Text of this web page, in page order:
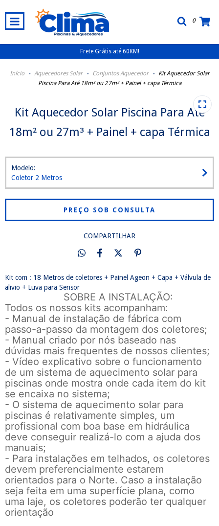
0
Frete Grátis até 60KM!
Início - Aquecedores Solar - Conjuntos Aquecedor -
Kit Aquecedor Solar
Piscina Para Até 18m² ou 27m³ + Painel + capa Térmica
Kit Aquecedor Solar Piscina Para Até
18m² ou 27m³ + Painel + capa Térmica
Modelo:
Coletor 2 Metros
COMPARTILHAR
Kit com : 18 Metros de coletores + Painel Ageon + Capa + Válvula de
alivio + Luva para Sensor
SOBRE A INSTALAÇÃO:
Todos os nossos kits acompanham:
- Manual de instalação de fábrica com
passo-a-passo da montagem dos coletores;
- Manual criado por nós baseado nas
dúvidas mais frequentes de nossos clientes;
- Vídeo explicativo sobre o funcionamento
de um sistema de aquecimento solar para
piscinas onde mostra onde cada item do kit
se encaixa no sistema;
- O sistema de aquecimento solar para
piscinas é relativamente simples, um
profissional com boa base em hidráulica
deve conseguir realizá-lo com a ajuda dos
manuais;
- Para instalações em telhados, os coletores
devem preferencialmente estarem
orientados para o Norte. Caso a instalação
seja feita em uma superfície plana, como
uma laje, os coletores poderão ter qualquer
orientação